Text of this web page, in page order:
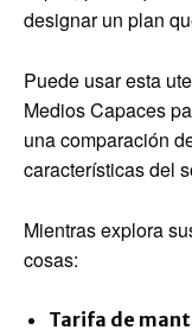
designar un plan
Puede usar esta
Medios Capaces
una comparación
características del
Mientras explora
cosas:
Tarifa de